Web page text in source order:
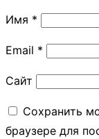
Имя *
Email *
Сайт
Сохранить
браузере для